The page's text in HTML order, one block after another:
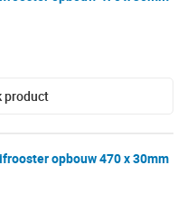
product
opbouw 470 x 30mm